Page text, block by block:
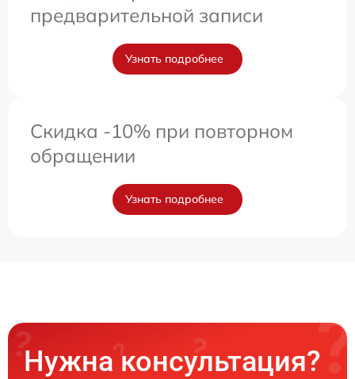
предварительной записи
Узнать подробнее
Скидка -10% при повторном
обращении
Узнать подробнее
Нужна консультация?